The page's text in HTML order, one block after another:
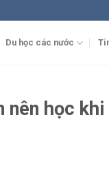
Du học các nước
nên học khi